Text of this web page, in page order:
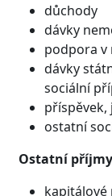
důchody
dávky
podpora v
dávky
sociální
příspěvek,
ostatní
Ostatní příjmy
kapitálové